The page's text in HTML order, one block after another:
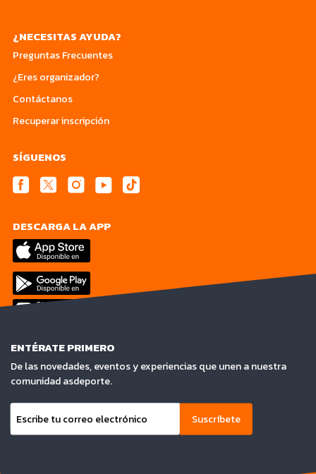
¿NECESITAS AYUDA?
Preguntas Frecuentes
¿Eres organizador?
Contáctanos
Recuperar inscripción
SÍGUENOS
DESCARGA LA APP
ENTÉRATE PRIMERO
De las novedades, eventos y experiencias que unen a nuestra
comunidad asdeporte.
Suscríbete